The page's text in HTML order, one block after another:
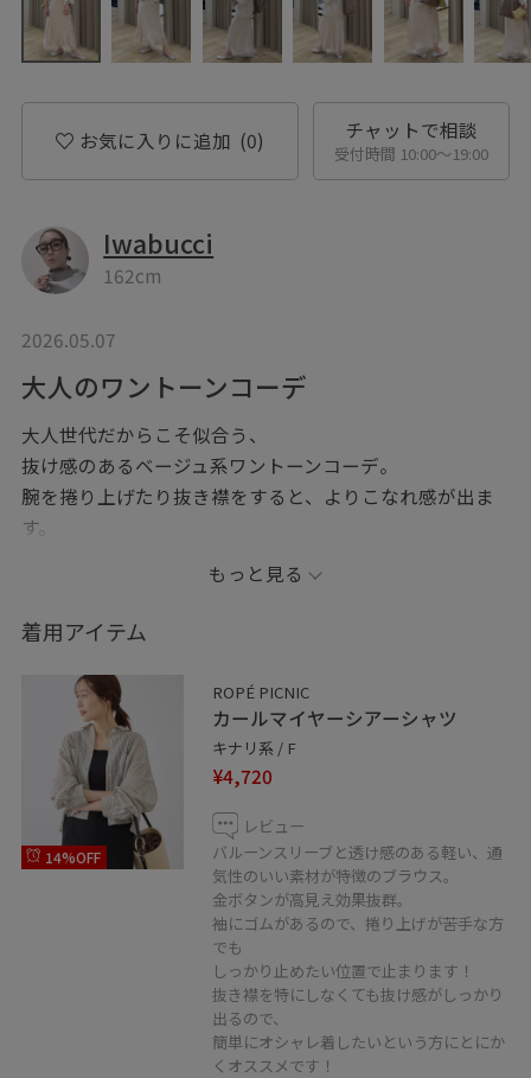
お気に入りに追加 (0) チャットで相談
受付時間 10:00〜19:00
Iwabucci
162cm
2026.05.07
大人のワントーンコーデ
大人世代だからこそ似合う、
抜け感のあるベージュ系ワントーンコーデ。
腕を捲り上げたり抜き襟をすると、よりこなれ感が出ま
す。
いつもご覧いただきありがとうございます♪
個人Instagramアカウントスタートしました！
iwabucci_ena
是非こちらのフォローもお願い致します⭐︎
もっと見る
着用アイテム
14%OFF
ROPÉ PICNIC
カールマイヤーシアーシャツ
キナリ系 / F
¥4,720
レビュー
バルーンスリーブと透け感のある軽い、通
気性のいい素材が特徴のブラウス。
金ボタンが高見え効果抜群。
袖にゴムがあるので、捲り上げが苦手な方
でも
しっかり止めたい位置で止まります！
抜き襟を特にしなくても抜け感がしっかり
出るので、
簡単にオシャレ着したいという方にとにか
くオススメです！